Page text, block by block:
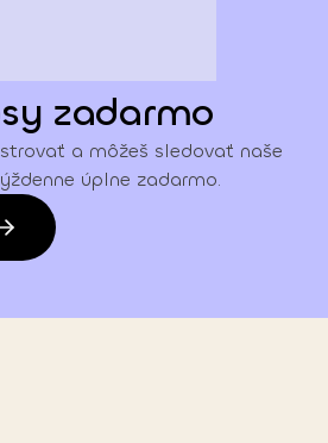
zadarmo
a môžeš sledovať naše
úplne zadarmo.